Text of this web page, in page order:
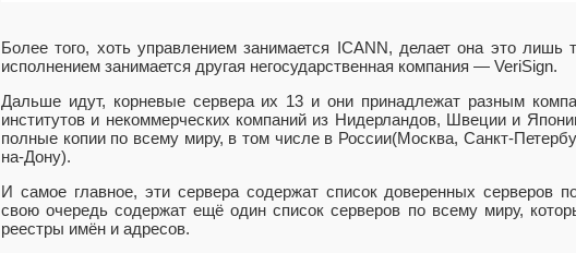
Более того, хоть управлением занимается ICANN, делает она это лишь
исполнением занимается другая негосударственная компания — VeriSign.
Дальше идут, корневые сервера их 13 и они принадлежат разным
институтов и некоммерческих компаний из Нидерландов, Швеции и
полные копии по всему миру, в том числе в России(Москва, Санкт-
на-Дону).
И самое главное, эти сервера содержат список доверенных серверов
свою очередь содержат ещё один список серверов по всему миру,
реестры имён и адресов.